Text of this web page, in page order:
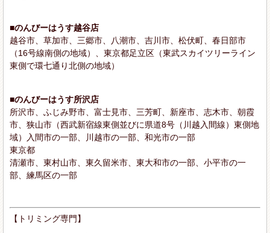
■のんびーはうす越谷店
越谷市、草加市、三郷市、八潮市、吉川市、松伏町、春日部市
（16号線南側の地域）、東京都足立区（東武スカイツリーライン
東側で環七通り北側の地域）
■のんびーはうす所沢店
所沢市、ふじみ野市、富士見市、三芳町、新座市、志木市、朝霞
市、狭山市（西武新宿線東側並びに県道8号（川越入間線）東側地
域）入間市の一部、川越市の一部、和光市の一部
東京都
清瀬市、東村山市、東久留米市、東大和市の一部、小平市の一
部、練馬区の一部
【トリミング専門】